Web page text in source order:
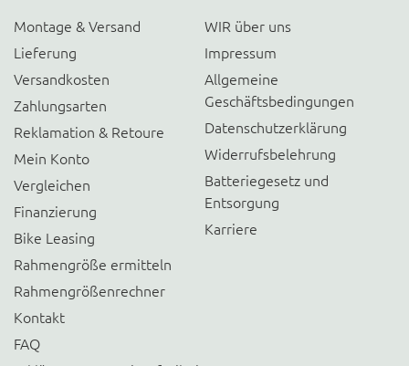
Montage & Versand
Lieferung
Versandkosten
Zahlungsarten
Reklamation & Retoure
Mein Konto
Vergleichen
Finanzierung
Bike Leasing
Rahmengröße ermitteln
Rahmengrößenrechner
Kontakt
FAQ
WIR über uns
Impressum
Allgemeine
Geschäftsbedingungen
Datenschutzerklärung
Widerrufsbelehrung
Batteriegesetz und
Entsorgung
Karriere